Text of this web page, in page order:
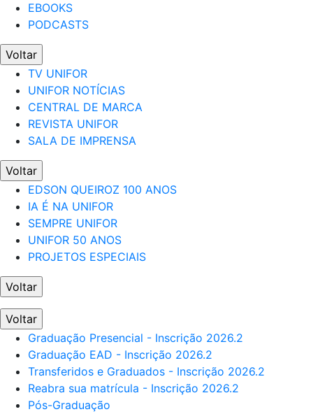
EBOOKS
PODCASTS
Voltar
TV UNIFOR
UNIFOR NOTÍCIAS
CENTRAL DE MARCA
REVISTA UNIFOR
SALA DE IMPRENSA
Voltar
EDSON QUEIROZ 100 ANOS
IA É NA UNIFOR
SEMPRE UNIFOR
UNIFOR 50 ANOS
PROJETOS ESPECIAIS
Voltar
Voltar
Graduação Presencial - Inscrição 2026.2
Graduação EAD - Inscrição 2026.2
Transferidos e Graduados - Inscrição 2026.2
Reabra sua matrícula - Inscrição 2026.2
Pós-Graduação